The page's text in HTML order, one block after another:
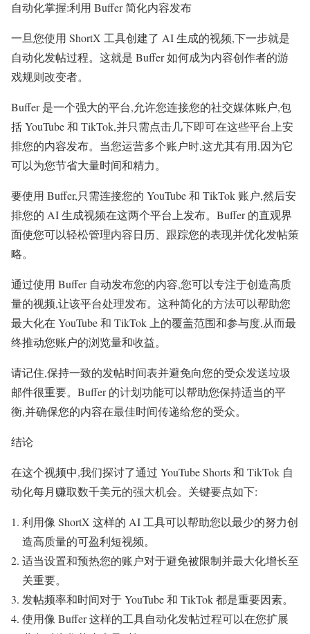
自动化掌握:利用 Buffer 简化内容发布
一旦您使用 ShortX 工具创建了 AI 生成的视频,下一步就是
自动化发帖过程。这就是 Buffer 如何成为内容创作者的游
戏规则改变者。
Buffer 是一个强大的平台,允许您连接您的社交媒体账户,包
括 YouTube 和 TikTok,并只需点击几下即可在这些平台上安
排您的内容发布。当您运营多个账户时,这尤其有用,因为它
可以为您节省大量时间和精力。
要使用 Buffer,只需连接您的 YouTube 和 TikTok 账户,然后安
排您的 AI 生成视频在这两个平台上发布。Buffer 的直观界
面使您可以轻松管理内容日历、跟踪您的表现并优化发帖策
略。
通过使用 Buffer 自动发布您的内容,您可以专注于创造高质
量的视频,让该平台处理发布。这种简化的方法可以帮助您
最大化在 YouTube 和 TikTok 上的覆盖范围和参与度,从而最
终推动您账户的浏览量和收益。
请记住,保持一致的发帖时间表并避免向您的受众发送垃圾
邮件很重要。Buffer 的计划功能可以帮助您保持适当的平
衡,并确保您的内容在最佳时间传递给您的受众。
结论
在这个视频中,我们探讨了通过 YouTube Shorts 和 TikTok 自
动化每月赚取数千美元的强大机会。关键要点如下:
利用像 ShortX 这样的 AI 工具可以帮助您以最少的努力创
造高质量的可盈利短视频。
适当设置和预热您的账户对于避免被限制并最大化增长至
关重要。
发帖频率和时间对于 YouTube 和 TikTok 都是重要因素。
使用像 Buffer 这样的工具自动化发帖过程可以在您扩展